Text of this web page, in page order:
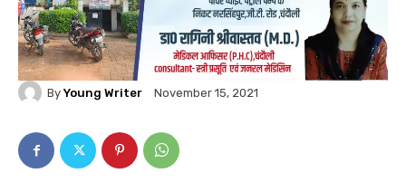
By Young Writer November 15, 2021